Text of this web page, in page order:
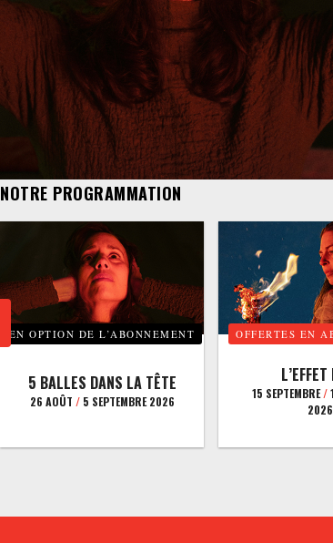
NOTRE PROGRAMMATION
EN OPTION DE L’ABONNEMENT
5 BALLES DANS LA TÊTE
26 AOÛT /5 SEPTEMBRE 2026
OFFERTES EN
15 SEPTEMBRE/
2026